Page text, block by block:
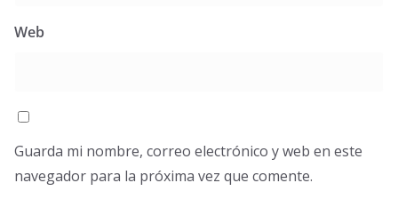
Web
Guarda mi nombre, correo electrónico y web en este
navegador para la próxima vez que comente.